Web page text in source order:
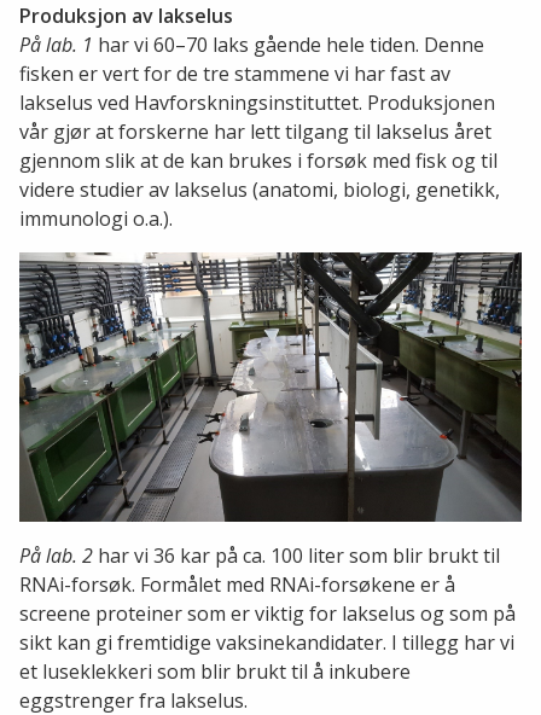
Produksjon av lakselus
På lab. 1 har vi 60–70 laks gående hele tiden. Denne
fisken er vert for de tre stammene vi har fast av
lakselus ved Havforskningsinstituttet. Produksjonen
vår gjør at forskerne har lett tilgang til lakselus året
gjennom slik at de kan brukes i forsøk med fisk og til
videre studier av lakselus (anatomi, biologi, genetikk,
immunologi o.a.).
På lab. 2 har vi 36 kar på ca. 100 liter som blir brukt til
RNAi-forsøk. Formålet med RNAi-forsøkene er å
screene proteiner som er viktig for lakselus og som på
sikt kan gi fremtidige vaksinekandidater. I tillegg har vi
et luseklekkeri som blir brukt til å inkubere
eggstrenger fra lakselus.